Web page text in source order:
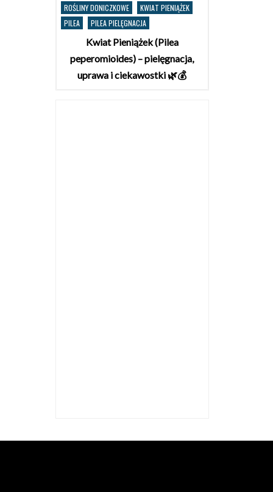
ROŚLINY DONICZKOWE
KWIAT PIENIĄŻEK
PILEA
PILEA PIELĘGNACJA
Kwiat Pieniążek (Pilea
peperomioides) – pielęgnacja,
uprawa i ciekawostki 🌿💰